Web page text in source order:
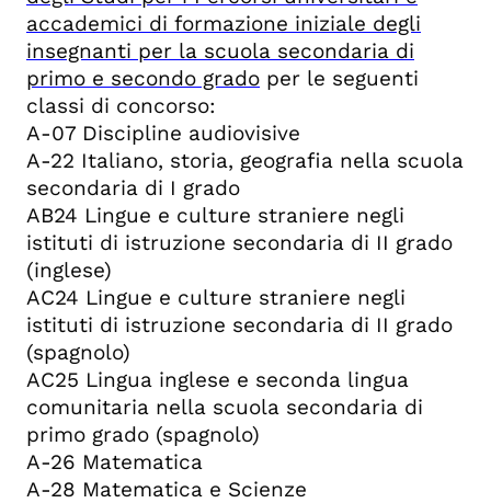
accademici di formazione iniziale degli
insegnanti per la scuola secondaria di
primo e secondo grado per le seguenti
classi di concorso:
A-07 Discipline audiovisive
A-22 Italiano, storia, geografia nella scuola
secondaria di I grado
AB24 Lingue e culture straniere negli
istituti di istruzione secondaria di II grado
(inglese)
AC24 Lingue e culture straniere negli
istituti di istruzione secondaria di II grado
(spagnolo)
AC25 Lingua inglese e seconda lingua
comunitaria nella scuola secondaria di
primo grado (spagnolo)
A-26 Matematica
A-28 Matematica e Scienze